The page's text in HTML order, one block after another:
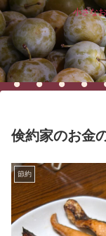
小さな
倹約家のお金
節約